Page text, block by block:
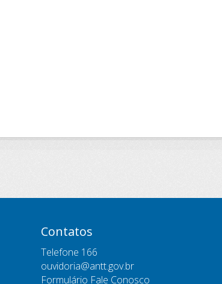
Contatos
Telefone 166
ouvidoria@antt.gov.br
Formulário Fale Conosco